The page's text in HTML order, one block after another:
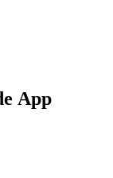
App